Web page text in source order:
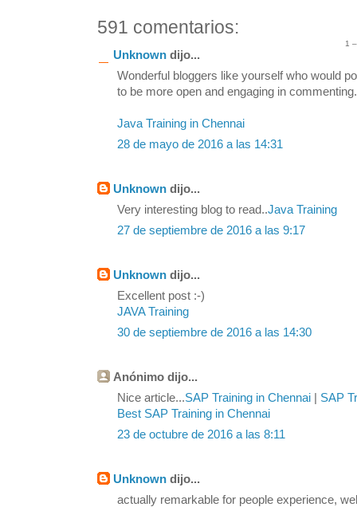
591 comentarios:
1
Unknown dijo...
Wonderful bloggers like yourself who would
to be more open and engaging in
Java Training in Chennai
28 de mayo de 2016 a las 14:31
Unknown dijo...
Very interesting blog to read..Java Training
27 de septiembre de 2016 a las 9:17
Unknown dijo...
Excellent post :-)
JAVA Training
30 de septiembre de 2016 a las 14:30
Anónimo dijo...
Nice article...SAP Training in Chennai
SAP
Best SAP Training in Chennai
23 de octubre de 2016 a las 8:11
Unknown dijo...
actually remarkable for people experience,